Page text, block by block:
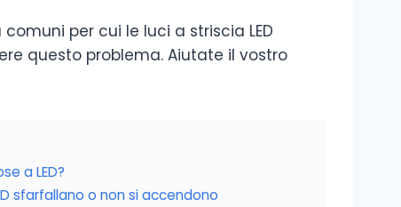
per cui le luci a striscia LED
questo problema. Aiutate il vostro
a LED?
sfarfallano o non si accendono